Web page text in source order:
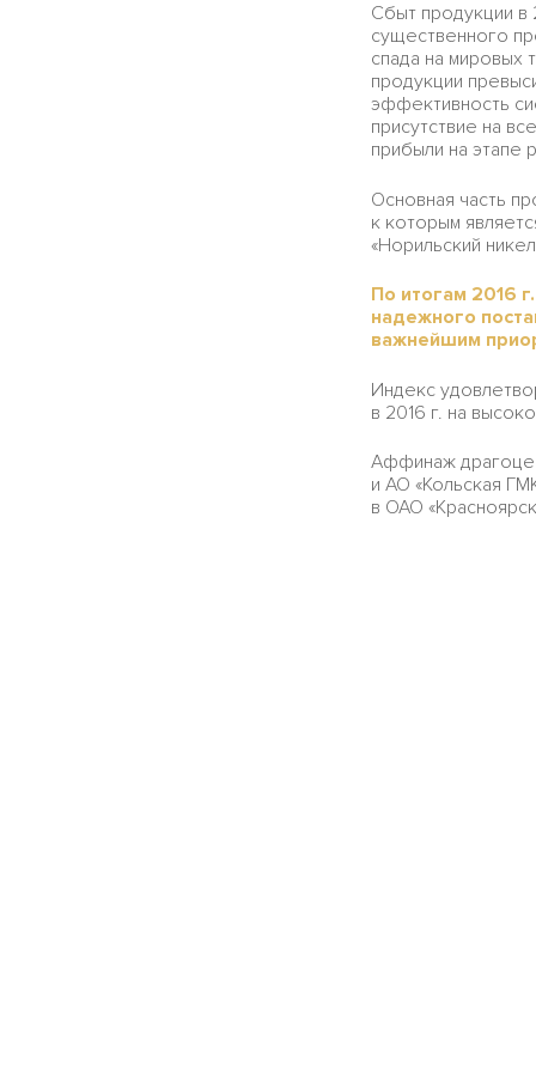
Сбыт продукции в
существенного
спада на мировых
продукции
эффективность
присутствие на
прибыли на этапе
Основная часть
к которым
«Норильский
По итогам 2016
надежного
важнейшим
Индекс
в 2016 г. на
Аффинаж
и АО «Кольская
в ОАО